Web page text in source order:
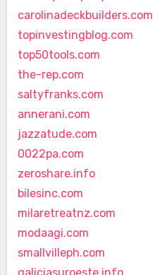
carolinadeckbuilders.com
topinvestingblog.com
top50tools.com
the-rep.com
saltyfranks.com
annerani.com
jazzatude.com
0022pa.com
zeroshare.info
bilesinc.com
milaretreatnz.com
modaagi.com
smallvilleph.com